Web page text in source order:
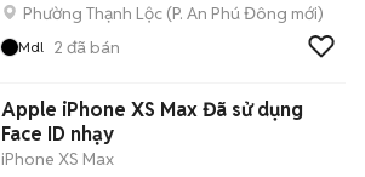
Phường Thạnh Lộc (P. An Phú Đông mới)
Mdl 2 đã bán
Apple iPhone XS Max Đã sử dụng
Face ID nhạy
iPhone XS Max